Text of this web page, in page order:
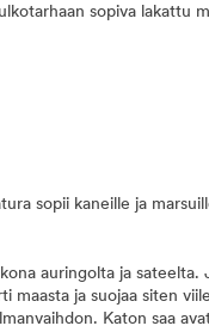
sopiva lakattu
sopii kaneille ja
auringolta ja sateelta.
maasta ja suojaa siten
Katon saa